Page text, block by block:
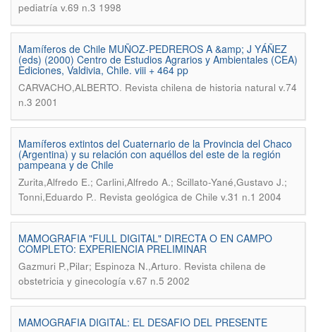
pediatría v.69 n.3 1998
Mamíferos de Chile MUÑOZ-PEDREROS A &amp; J YÁÑEZ
(eds) (2000) Centro de Estudios Agrarios y Ambientales (CEA)
Ediciones, Valdivia, Chile. viii + 464 pp
CARVACHO,ALBERTO. Revista chilena de historia natural v.74
n.3 2001
Mamíferos extintos del Cuaternario de la Provincia del Chaco
(Argentina) y su relación con aquéllos del este de la región
pampeana y de Chile
Zurita,Alfredo E.; Carlini,Alfredo A.; Scillato-Yané,Gustavo J.;
Tonni,Eduardo P.. Revista geológica de Chile v.31 n.1 2004
MAMOGRAFIA "FULL DIGITAL" DIRECTA O EN CAMPO
COMPLETO: EXPERIENCIA PRELIMINAR
Gazmuri P.,Pilar; Espinoza N.,Arturo. Revista chilena de
obstetricia y ginecología v.67 n.5 2002
MAMOGRAFIA DIGITAL: EL DESAFIO DEL PRESENTE